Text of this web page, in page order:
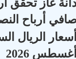
أرباح النصف
2026